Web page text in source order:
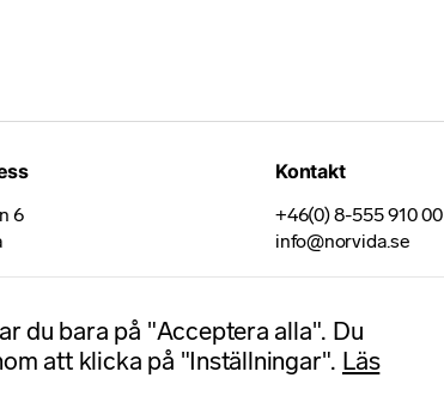
6
Kontakt
+46(0) 8-555 910 00
info@norvida.se
du bara på "Acceptera alla". Du
att klicka på "Inställningar". Läs